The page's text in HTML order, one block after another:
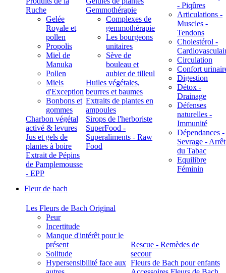
Ruche
Gelée
Royale et
pollen
Propolis
Miel de
Manuka
Pollen
Miels
d'Exception
Bonbons et
gommes
Charbon végétal
activé & levures
Jus et gels de
plantes à boire
Extrait de Pépins
de Pamplemousse
- EPP
Gemmothérapie
Complexes de
gemmothérapie
Les bourgeons
unitaires
Sève de
bouleau et
aubier de tilleul
Huiles végétales,
beurres et baumes
Extraits de plantes en
ampoules
Sirops de l'herboriste
SuperFood -
Superaliments - Raw
Food
- Piqûres
Articulations -
Muscles -
Tendons
Cholestérol -
Circulation
Confort
Digestion
Détox -
Drainage
Défenses
naturelles -
Immunité
Dépendances -
Sevrage - Arrêt
du Tabac
Equilibre
Féminin
Fleur de bach
Les Fleurs de Bach Original
Peur
Incertitude
Manque d'intérêt pour le
présent
Solitude
Hypersensibilité face aux
Rescue - Remèdes de
secour
Fleurs de Bach pour enfants